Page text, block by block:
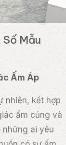
Mẫu
Ấm Áp
nhiên, kết hợp
ấm cúng và
những ai yêu